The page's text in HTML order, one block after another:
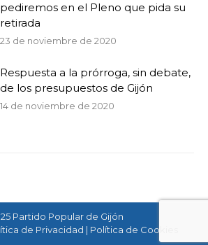
pediremos en el Pleno que pida su
retirada
23 de noviembre de 2020
Respuesta a la prórroga, sin debate,
de los presupuestos de Gijón
14 de noviembre de 2020
Partido Popular de Gijón
de Privacidad | Política de Cookies